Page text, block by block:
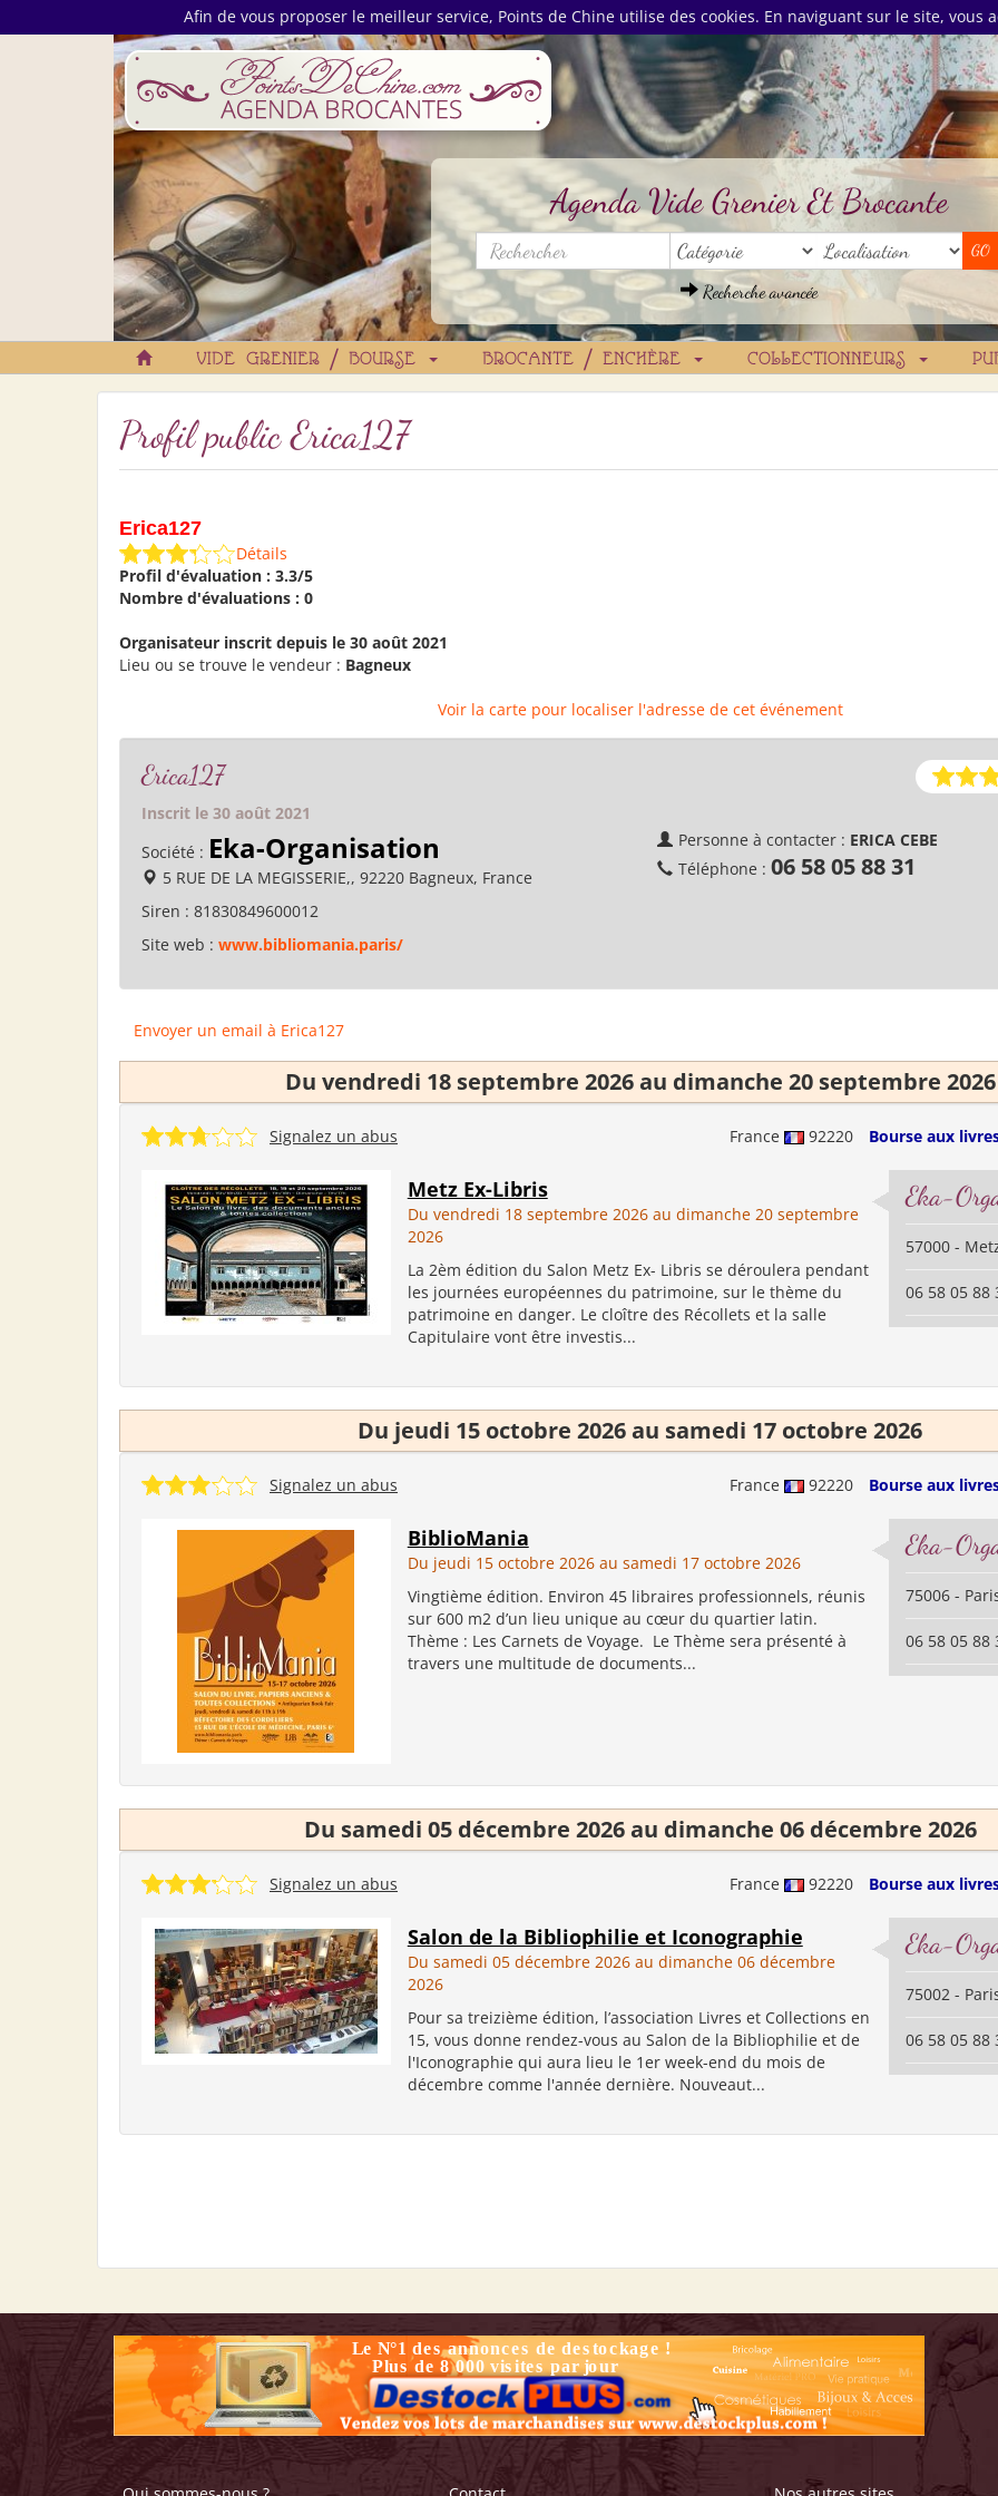
Afin de vous proposer le meilleur service, Points de Chine utilise des cookies. En naviguant sur le site, vous
Agenda Vide Grenier Et Brocante
Recherche avancée
VIDE GRENIER / BOURSE BROCANTE / ENCHÈRE COLLECTIONNEURS
Profil public Erica127
Erica127
Détails
Profil d'évaluation : 3.3/5
Nombre d'évaluations : 0
Organisateur inscrit depuis le 30 août 2021
Lieu ou se trouve le vendeur : Bagneux
Voir la carte pour localiser l'adresse de cet événement
Erica127
Inscrit le 30 août 2021
Société : Eka-Organisation
5 RUE DE LA MEGISSERIE,, 92220 Bagneux, France
Siren : 81830849600012
Site web : www.bibliomania.paris/
Personne à contacter : ERICA CEBE
Téléphone : 06 58 05 88 31
Envoyer un email à Erica127
Du vendredi 18 septembre 2026 au dimanche 20 septembre 2026
France 92220 Bourse aux
Signalez un abus
Metz Ex-Libris
Du vendredi 18 septembre 2026 au dimanche 20 septembre
2026
La 2èm édition du Salon Metz Ex- Libris se déroulera pendant
les journées européennes du patrimoine, sur le thème du
patrimoine en danger. Le cloître des Récollets et la salle
Capitulaire vont être investis...
Eka-
57000 -
06 58 05 88
Du jeudi 15 octobre 2026 au samedi 17 octobre 2026
France 92220 Bourse aux
Signalez un abus
BiblioMania
Du jeudi 15 octobre 2026 au samedi 17 octobre 2026
Vingtième édition. Environ 45 libraires professionnels, réunis
sur 600 m2 d’un lieu unique au cœur du quartier latin.
Thème : Les Carnets de Voyage. Le Thème sera présenté à
travers une multitude de documents...
Eka-
75006 -
06 58 05 88
Du samedi 05 décembre 2026 au dimanche 06 décembre 2026
France 92220 Bourse aux
Signalez un abus
Salon de la Bibliophilie et Iconographie
Du samedi 05 décembre 2026 au dimanche 06 décembre
2026
Pour sa treizième édition, l’association Livres et Collections en
15, vous donne rendez-vous au Salon de la Bibliophilie et de
l'Iconographie qui aura lieu le 1er week-end du mois de
décembre comme l'année dernière. Nouveaut...
Eka-
75002 -
06 58 05 88